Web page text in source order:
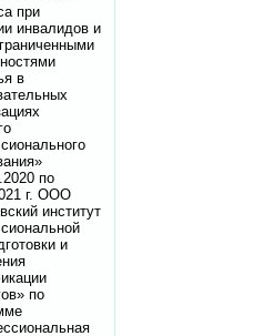
при
инвалидов и
в
по
г. ООО
институт
и
по